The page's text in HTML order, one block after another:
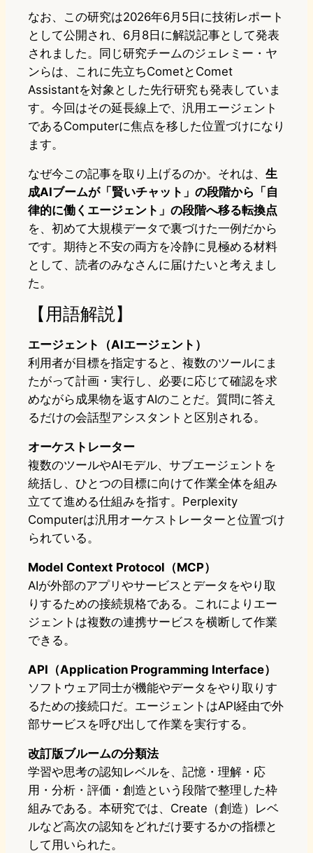
なお、この研究は2026年6月5日に技術レポート
として公開され、6月8日に解説記事として発表
されました。同じ研究チームのジェレミー・ヤ
ンらは、これに先立ちCometとComet
Assistantを対象とした先行研究も発表していま
す。今回はその延長線上で、汎用エージェント
であるComputerに焦点を移した位置づけになり
ます。
なぜ今この記事を取り上げるのか。それは、 生
成AIブームが「賢いチャット」の段階から「自
律的に働くエージェント」の段階へ移る転換点
を、初めて大規模データで裏づけた一例だから
です。期待と不安の両方を冷静に見極める材料
として、読者のみなさんに届けたいと考えまし
た。
【用語解説】
エージェント（AIエージェント）
利用者が目標を指定すると、複数のツールにま
たがって計画・実行し、必要に応じて確認を求
めながら成果物を返すAIのことだ。質問に答え
るだけの会話型アシスタントと区別される。
オーケストレーター
複数のツールやAIモデル、サブエージェントを
統括し、ひとつの目標に向けて作業全体を組み
立てて進める仕組みを指す。Perplexity
Computerは汎用オーケストレーターと位置づけ
られている。
Model Context Protocol（MCP）
AIが外部のアプリやサービスとデータをやり取
りするための接続規格である。これによりエー
ジェントは複数の連携サービスを横断して作業
できる。
API（Application Programming Interface）
ソフトウェア同士が機能やデータをやり取りす
るための接続口だ。エージェントはAPI経由で外
部サービスを呼び出して作業を実行する。
改訂版ブルームの分類法
学習や思考の認知レベルを、記憶・理解・応
用・分析・評価・創造という段階で整理した枠
組みである。本研究では、Create（創造）レベ
ルなど高次の認知をどれだけ要するかの指標と
して用いられた。